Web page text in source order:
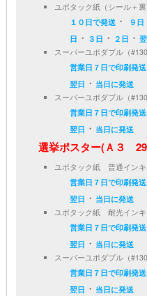
ユポタック紙（シール＋
１０日で発送 ・ ９日
日 ・ ３日 ・ ２日 ・
スーパーユポダブル（
営業日７日で印刷発送
翌日 ・ 当日に発送
スーパーユポダブル（
営業日７日で印刷発送
翌日 ・ 当日に発送
選挙ポスター(Ａ３
ユポタック紙 普通インキ
営業日７日で印刷発送
翌日 ・ 当日に発送
ユポタック紙 耐光インキ
営業日７日で印刷発送
翌日 ・ 当日に発送
スーパーユポダブル（
営業日７日で印刷発送
翌日 ・ 当日に発送